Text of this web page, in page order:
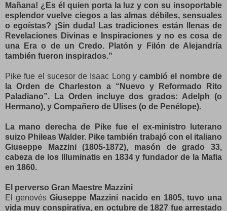
Mañana! ¿Es él quien porta la luz y con su insoportable
esplendor vuelve ciegos a las almas débiles, sensuales
o egoístas? ¡Sin duda! Las tradiciones están llenas de
Revelaciones Divinas e Inspiraciones y no es cosa de
una Era o de un Credo. Platón y Filón de Alejandría
también fueron inspirados.”
Pike fue el sucesor de Isaac Long ycambió el nombre de
la Orden de Charleston a “Nuevo y Reformado Rito
Paladiano”. La Orden incluye dos grados: Adelph (o
Hermano), y Compañero de Ulises (o de Penélope).
La mano derecha de Pike fue el ex-ministro luterano
suizo Phileas Walder. Pike también trabajó con el italiano
Giuseppe Mazzini (1805-1872), masón de grado 33,
cabeza de los Illuminatis en 1834 y fundador de la Mafia
en 1860.
El perverso Gran Maestre Mazzini
El genovésGiuseppe Mazzini nacido en 1805, tuvo una
vida muy conspirativa, en octubre de 1827 fue arrestado